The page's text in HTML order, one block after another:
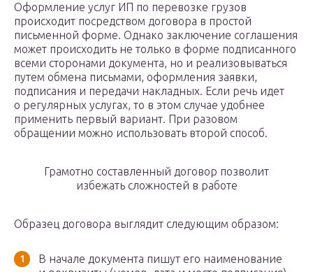
Оформление услуг ИП по перевозке грузов
происходит посредством договора в простой
письменной форме. Однако заключение соглашения
может происходить не только в форме подписанного
всеми сторонами документа, но и реализовываться
путем обмена письмами, оформления заявки,
подписания и передачи накладных. Если речь идет
о регулярных услугах, то в этом случае удобнее
применить первый вариант. При разовом
обращении можно использовать второй способ.
Грамотно составленный договор позволит
избежать сложностей в работе
Образец договора выглядит следующим образом:
В начале документа пишут его наименование